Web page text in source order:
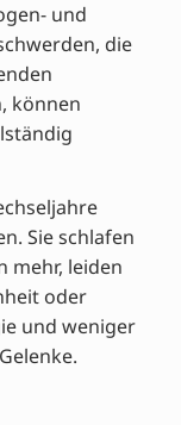
und
die
können
Sie schlafen
mehr, leiden
oder
und weniger